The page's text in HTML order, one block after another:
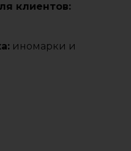
клиентов:
иномарки и